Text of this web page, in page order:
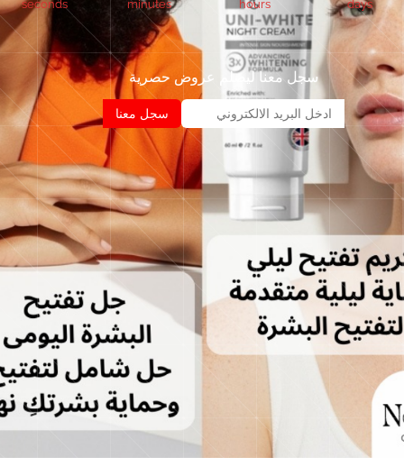
days
hours
minutes
seconds
سجل معنا ليصلم عروض حصرية